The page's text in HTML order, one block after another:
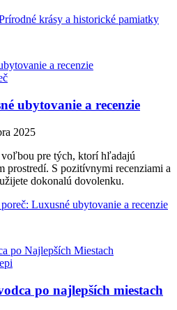
krásy a historické pamiatky
ubytovanie a recenzie
2025
pre tých, ktorí hľadajú
prostredí. S pozitívnymi recenziami a
dokonalú dovolenku.
Luxusné ubytovanie a recenzie
po najlepších miestach